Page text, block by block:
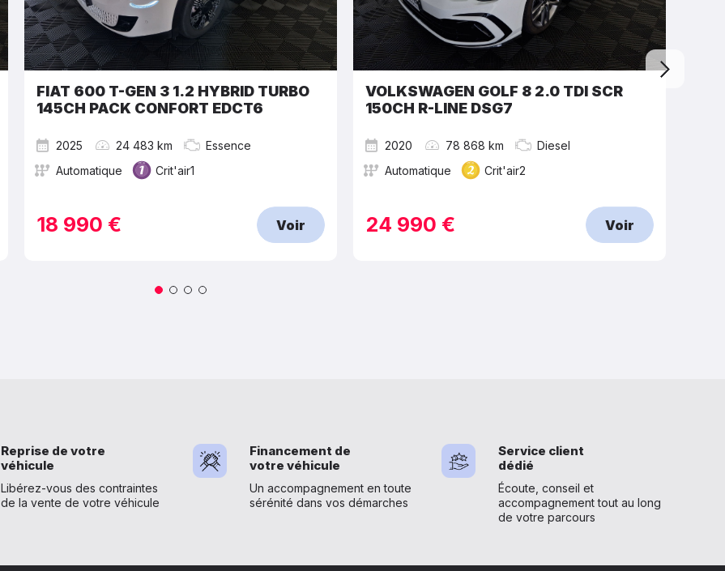
FIAT 600 T-GEN 3 1.2 HYBRID TURBO
145CH PACK CONFORT EDCT6
2025 24 483 km
Essence
Automatique
Crit'air1
18 990 € Voir
VOLKSWAGEN GOLF 8 2.0 TDI SCR
150CH R-LINE DSG7
2020 78 868 km
Diesel
Automatique
Crit'air2
24 990 € Voir
Reprise de votre
véhicule
Libérez-vous des contraintes
de la vente de votre véhicule
Financement de
votre véhicule
Un accompagnement en toute
sérénité dans vos démarches
Service client
dédié
Écoute, conseil et
accompagnement tout au long
de votre parcours